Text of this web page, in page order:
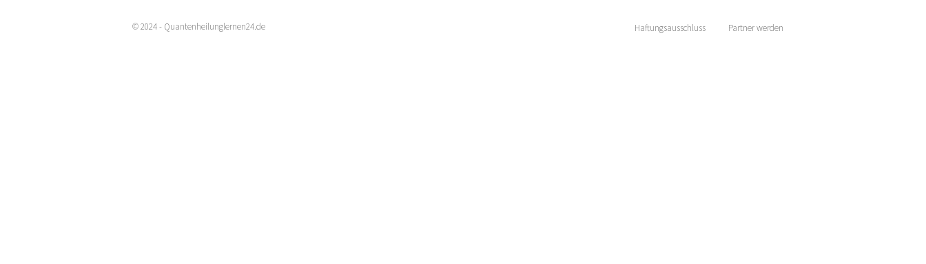
Haftungsausschluss Partner werden
© 2024 - Quantenheilunglernen24.de